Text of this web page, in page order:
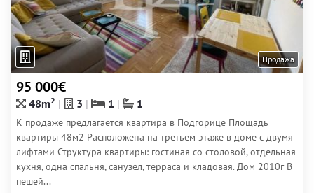
Продажа
95 000€
48m2 3 1 1
К продаже предлагается квартира в Подгорице Площадь
квартиры 48м2 Расположена на третьем этаже в доме с двумя
лифтами Структура квартиры: гостиная со столовой, отдельная
кухня, одна спальня, санузел, терраса и кладовая. Дом 2010г В
пешей...